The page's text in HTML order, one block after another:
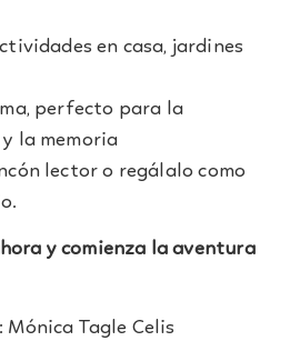
en casa, jardines
perfecto para la
la memoria
lector o regálalo como
y comienza la aventura
Tagle Celis